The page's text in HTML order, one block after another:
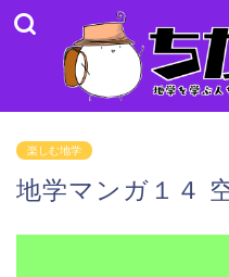
楽しむ地学
地学マンガ１４